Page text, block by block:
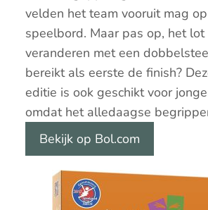
velden het team vooruit mag
speelbord. Maar pas op, het lot
veranderen met een
bereikt als eerste de finish?
editie is ook geschikt voor
omdat het alledaagse
Bekijk op Bol.com